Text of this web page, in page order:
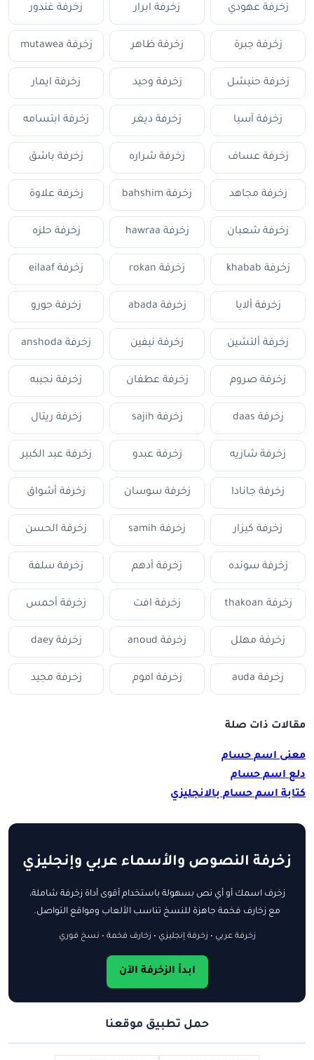
زخرفة عهودي زخرفة ابرار زخرفة غندور
زخرفة جبرة زخرفة ظاهر زخرفة mutawea
زخرفة حنيشل زخرفة وحيد زخرفة ايمار
زخرفة آسيا زخرفة ديغر زخرفة ابتسامه
زخرفة عساف زخرفة شراره زخرفة باشق
زخرفة مجاهد زخرفة bahshim زخرفة علاوة
زخرفة شعبان زخرفة hawraa زخرفة حلزه
زخرفة khabab زخرفة rokan زخرفة eilaaf
زخرفة ألايا زخرفة abada زخرفة جورو
زخرفة ألتشين زخرفة نيفين زخرفة anshoda
زخرفة صروم زخرفة عطفان زخرفة نجيبه
زخرفة daas زخرفة sajih زخرفة ريتال
زخرفة شازيه زخرفة عبدو زخرفة عبد الكبير
زخرفة جانادا زخرفة سوسان زخرفة أشواق
زخرفة كيزار زخرفة samih زخرفة الحسن
زخرفة سونده زخرفة أدهم زخرفة سلفة
زخرفة thakoan زخرفة افت زخرفة أحمس
زخرفة مهلل زخرفة anoud زخرفة daey
زخرفة auda زخرفة اموم زخرفة مجيد
مقالات ذات صلة
معنى اسم حسام
دلع اسم حسام
كتابة اسم حسام بالانجليزي
زخرفة النصوص والأسماء عربي وإنجليزي
زخرف اسمك أو أي نص بسهولة باستخدام أقوى أداة زخرفة شاملة،
مع زخارف فخمة جاهزة للنسخ تناسب الألعاب ومواقع التواصل.
زخرفة عربي • زخرفة إنجليزي • زخارف فخمة • نسخ فوري
ابدأ الزخرفة الآن
حمل تطبيق موقعنا